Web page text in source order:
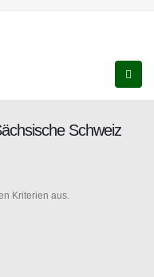
Schweiz
Kriterien aus.